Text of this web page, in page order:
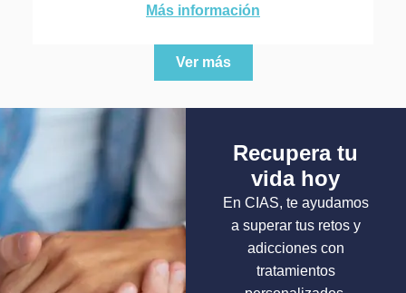
Más información
Ver más
Recupera tu
vida hoy
En CIAS, te ayudamos
a superar tus retos y
adicciones con
tratamientos